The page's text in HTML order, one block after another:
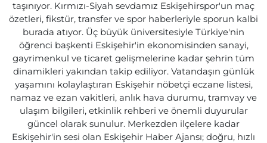
taşınıyor. Kırmızı-Siyah sevdamız Eskişehirspor'un maç
özetleri, fikstür, transfer ve spor haberleriyle sporun kalbi
burada atıyor. Üç büyük üniversitesiyle Türkiye'nin
öğrenci başkenti Eskişehir'in ekonomisinden sanayi,
gayrimenkul ve ticaret gelişmelerine kadar şehrin tüm
dinamikleri yakından takip ediliyor. Vatandaşın günlük
yaşamını kolaylaştıran Eskişehir nöbetçi eczane listesi,
namaz ve ezan vakitleri, anlık hava durumu, tramvay ve
ulaşım bilgileri, etkinlik rehberi ve önemli duyurular
güncel olarak sunulur. Merkezden ilçelere kadar
Eskişehir'in sesi olan Eskişehir Haber Ajansı; doğru, hızlı